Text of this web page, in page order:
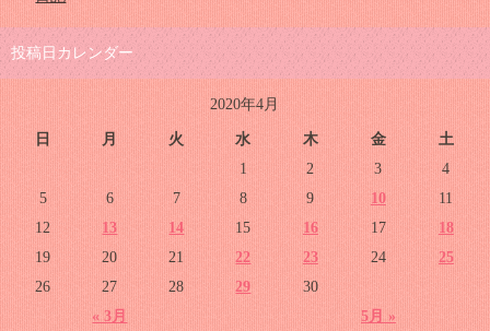
投稿日カレンダー
2020年4月
日 月 火 水 木 金 土
« 3月 5月 »
1 2 3
4
5
6 7 8 9 10
11
12
13 14 15 16 17
18
19
20 21 22 23 24
25
26
27 28 29 30